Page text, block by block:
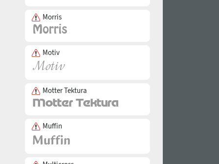
Morris
Motiv
Motter Tektura
Muffin